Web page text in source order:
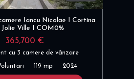
Iancu Nicolae I Cortina
Jolie Ville I COM0%
365,700 €
cu 3 camere de vânzare
119 mp 2024